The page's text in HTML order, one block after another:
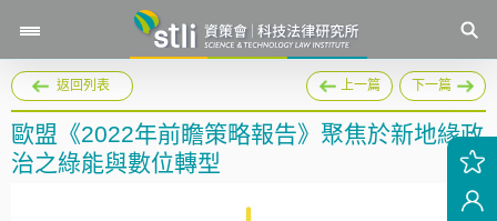
返回列表 上一篇 下一篇
歐盟《2022年前瞻策略報告》聚焦於新地緣政
治之綠能與數位轉型